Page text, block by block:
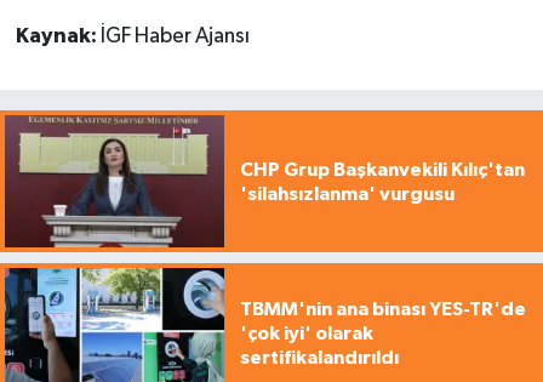
Kaynak: İGF Haber Ajansı
CHP Grup Başkanvekili Kılıç'tan
'silahsızlanma' vurgusu
TBMM'nin ana binası YES-TR'de
'çok iyi' olarak
sertifikalandırıldı